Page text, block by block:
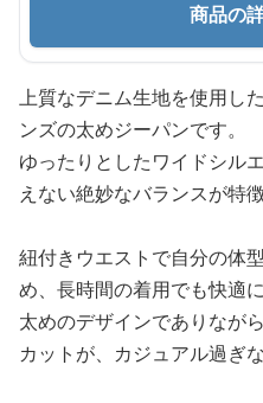
商品の
上質なデニム生地を使用し
ンズの太めジーパンです。
ゆったりとしたワイドシル
えない絶妙なバランスが特徴
紐付きウエストで自分の体
め、長時間の着用でも快適
太めのデザインでありなが
カットが、カジュアル過ぎ